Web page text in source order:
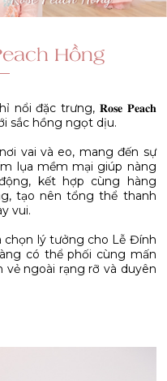
Hồng
đặc trưng, 𝐑𝐨𝐬𝐞 𝐏𝐞𝐚𝐜𝐡
sắc hồng ngọt dịu.
vai và eo, mang đến sự
lụa mềm mại giúp nàng
kết hợp cùng hàng
tạo nên tổng thể thanh
vui.
chọn lý tưởng cho Lễ Đính
có thể phối cùng mấn
vẻ ngoài rạng rỡ và duyên